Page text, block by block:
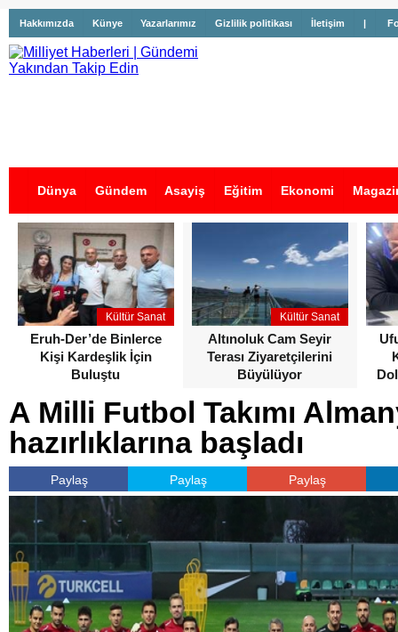
Hakkımızda Künye Yazarlarımız Gizlilik politikası İletişim |
Dünya Gündem Asayiş Eğitim Ekonomi
İş İlanları
Kültür Sanat
Eruh-Der’de Binlerce
Kişi Kardeşlik İçin
Buluştu
Kültür Sanat
Altınoluk Cam Seyir
Terası Ziyaretçilerini
Büyülüyor
A Milli Futbol Takımı
hazırlıklarına başladı
Paylaş Paylaş Paylaş